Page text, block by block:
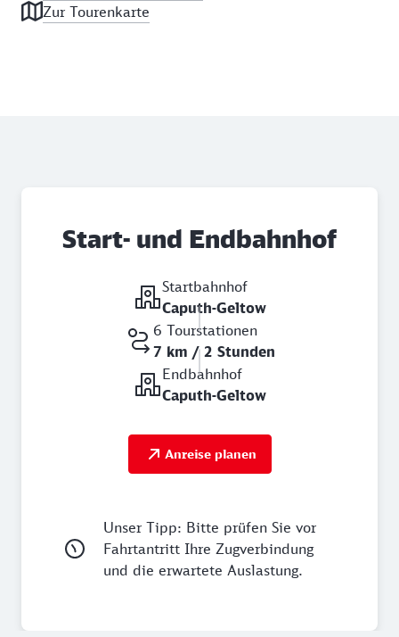
Zur Tourenkarte
Start- und Endbahnhof
Startbahnhof
Caputh-Geltow
6 Tourstationen
7 km / 2 Stunden
Endbahnhof
Caputh-Geltow
Anreise planen
Unser Tipp: Bitte prüfen Sie vor
Fahrtantritt Ihre Zugverbindung
und die erwartete Auslastung.